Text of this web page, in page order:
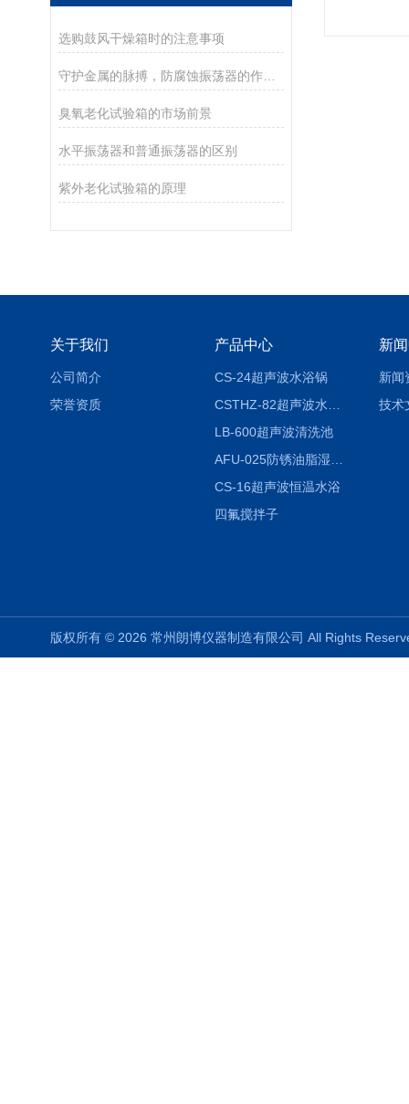
选购鼓风干燥箱时的注意事项
守护金属的脉搏，防腐蚀振荡器的作用解析
臭氧老化试验箱的市场前景
水平振荡器和普通振荡器的区别
紫外老化试验箱的原理
关于我们
公司简介
荣誉资质
产品中心
CS-24超声波水浴锅
LB-600超声波清洗池
CS-16超声波恒温水浴
四氟搅拌子
新
新闻
技术
版权所有 © 2026 常州朗博仪器制造有限公司 All Rights